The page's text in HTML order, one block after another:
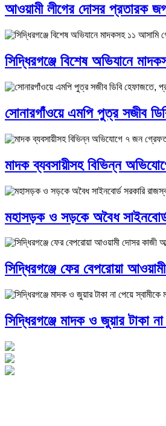
আওয়ামী লীগের দোসর প্রতারক
সিদ্ধিরগঞ্জে বিশেষ অভিযানে
সোনারগাঁওয়ে এমপি পুত্র সজীব
মাদক ব্যবসায়ীসহ বিভিন্ন
মহাসড়ক ও সড়কে অবৈধ
সিদ্ধিরগঞ্জে ফের বেপরোয়া
সিদ্ধিরগঞ্জে মাদক ও জুয়ার টাকা